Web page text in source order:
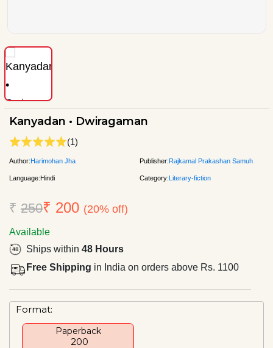
Kanyadan • Dwiragaman
(1)
Author:Harimohan Jha Publisher:Rajkamal Prakashan Samuh
Language:Hindi Category:Literary-fiction
₹ 250₹ 200 (20% off)
Available
Ships within 48 Hours
Free Shipping in India on orders above Rs. 1100
Format:
Paperback
₹ 200